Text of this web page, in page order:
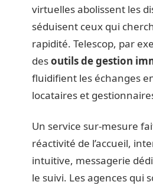
virtuelles abolissent les
séduisent ceux qui
rapidité. Telescop, par
desoutils de gestion
fluidifient les échanges
locataires et
Un service sur-mesure
réactivité de l’accueil,
intuitive, messagerie
le suivi. Les agences qui